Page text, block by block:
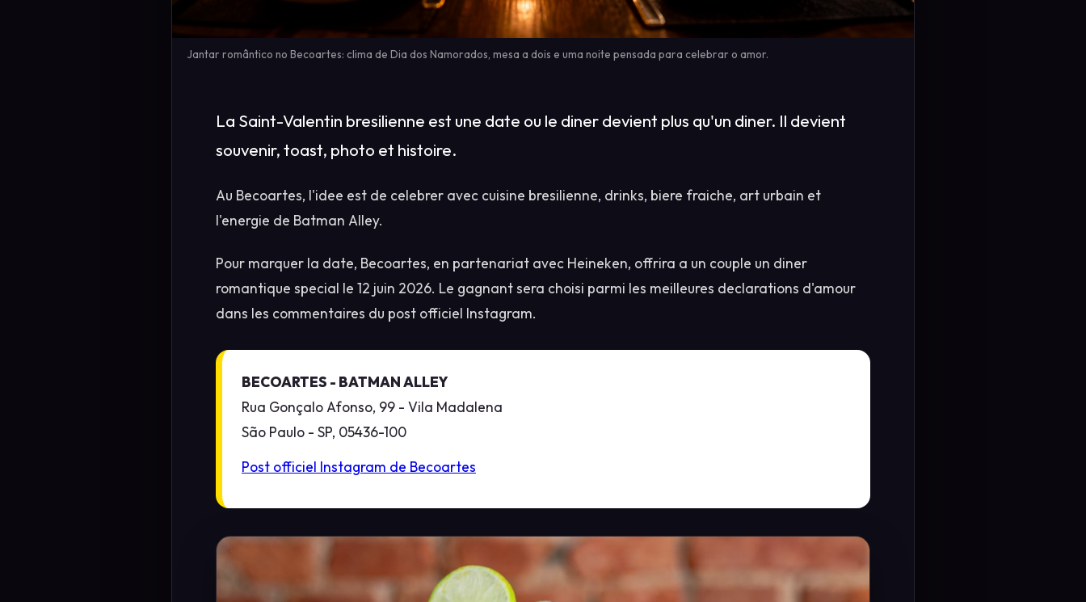
Jantar romântico no Becoartes: clima de Dia dos Namorados, mesa a dois e uma noite pensada para celebrar o amor.
La Saint-Valentin bresilienne est une date ou le diner devient plus qu'un diner. Il devient
souvenir, toast, photo et histoire.
Au Becoartes, l'idee est de celebrer avec cuisine bresilienne, drinks, biere fraiche, art urbain et
l'energie de Batman Alley.
Pour marquer la date, Becoartes, en partenariat avec Heineken, offrira a un couple un diner
romantique special le 12 juin 2026. Le gagnant sera choisi parmi les meilleures declarations d'amour
dans les commentaires du post officiel Instagram.
BECOARTES - BATMAN ALLEY
Rua Gonçalo Afonso, 99 - Vila Madalena
São Paulo - SP, 05436-100
Post officiel Instagram de Becoartes